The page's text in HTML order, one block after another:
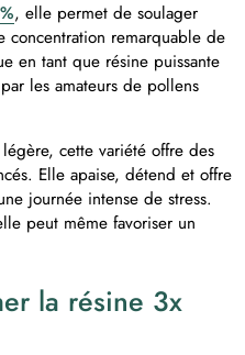
, elle permet de soulager
concentration remarquable de
en tant que résine puissante
les amateurs de pollens
cette variété offre des
Elle apaise, détend et offre
journée intense de stress.
peut même favoriser un
la résine 3x